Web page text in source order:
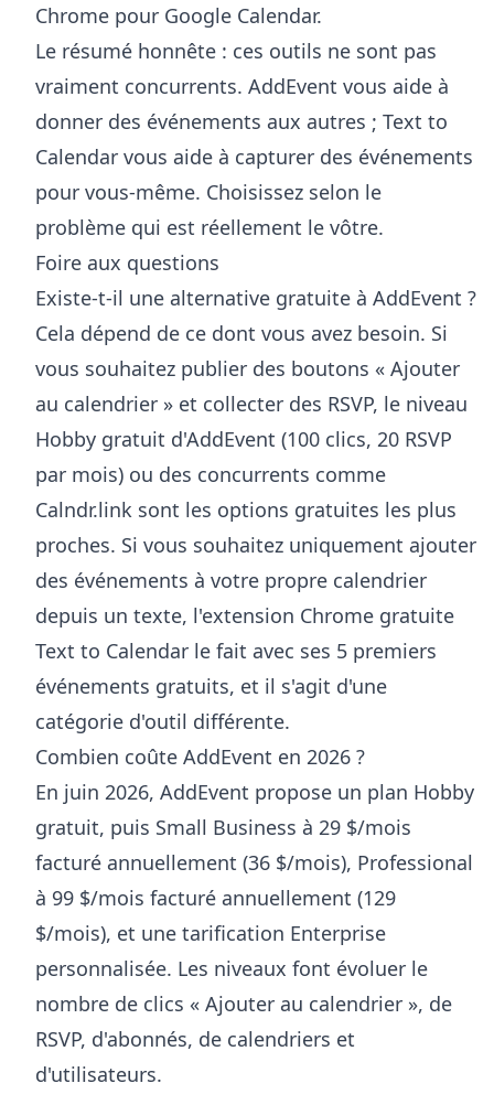
Chrome pour Google Calendar.
Le résumé honnête : ces outils ne sont pas
vraiment concurrents. AddEvent vous aide à
donner des événements aux autres ; Text to
Calendar vous aide à capturer des événements
pour vous-même. Choisissez selon le
problème qui est réellement le vôtre.
Foire aux questions
Existe-t-il une alternative gratuite à AddEvent ?
Cela dépend de ce dont vous avez besoin. Si
vous souhaitez publier des boutons « Ajouter
au calendrier » et collecter des RSVP, le niveau
Hobby gratuit d'AddEvent (100 clics, 20 RSVP
par mois) ou des concurrents comme
Calndr.link sont les options gratuites les plus
proches. Si vous souhaitez uniquement ajouter
des événements à votre propre calendrier
depuis un texte, l'extension Chrome gratuite
Text to Calendar le fait avec ses 5 premiers
événements gratuits, et il s'agit d'une
catégorie d'outil différente.
Combien coûte AddEvent en 2026 ?
En juin 2026, AddEvent propose un plan Hobby
gratuit, puis Small Business à 29 $/mois
facturé annuellement (36 $/mois), Professional
à 99 $/mois facturé annuellement (129
$/mois), et une tarification Enterprise
personnalisée. Les niveaux font évoluer le
nombre de clics « Ajouter au calendrier », de
RSVP, d'abonnés, de calendriers et
d'utilisateurs.